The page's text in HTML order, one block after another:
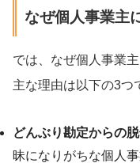
なぜ個人事業主
では、なぜ個人事業
主な理由は以下の3つ
どんぶり勘定からの
昧になりがちな個人